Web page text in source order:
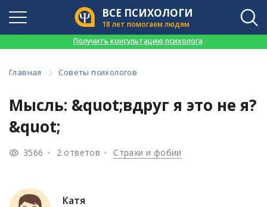
ВСЕ ПСИХОЛОГИ
18 лет помогаем людям
Получить консультацию психолога
Главная Советы психологов
Мысль: &quot;вдруг я это не я?
&quot;
3566 2 ответов Страхи и фобии
Катя